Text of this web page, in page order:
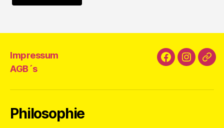
Impressum
AGB´s
FacebookE-
Philosophie